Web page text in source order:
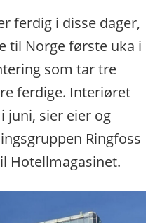
ferdig i disse dager,
til Norge første uka i
som tar tre
ferdige. Interiøret
juni, sier eier og
Ringfoss
Hotellmagasinet.